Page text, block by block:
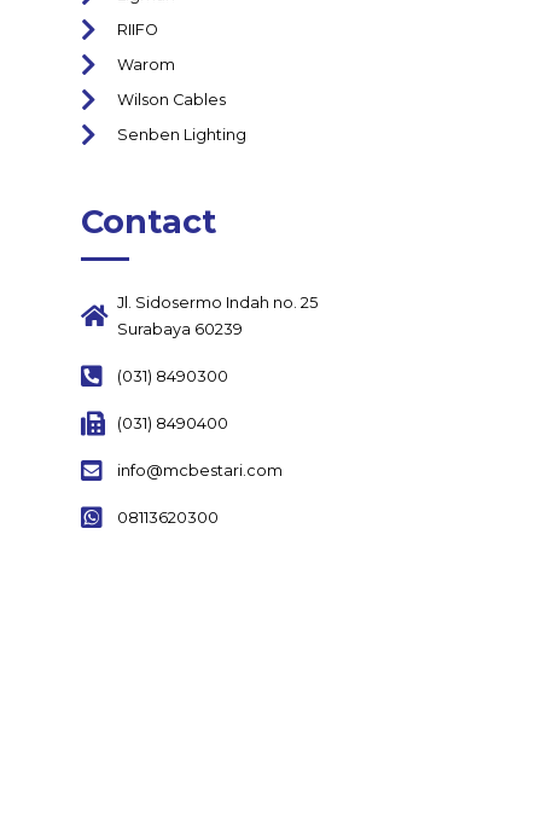
RIIFO
Warom
Wilson Cables
Senben Lighting
Contact
Jl. Sidosermo Indah no. 25
Surabaya 60239
(031) 8490300
(031) 8490400
info@mcbestari.com
08113620300